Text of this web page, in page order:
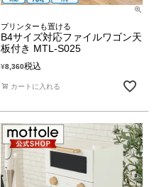
プリンターも置ける
B4サイズ対応ファイルワゴン天
板付き MTL-S025
¥8,360税込
カートに入れる